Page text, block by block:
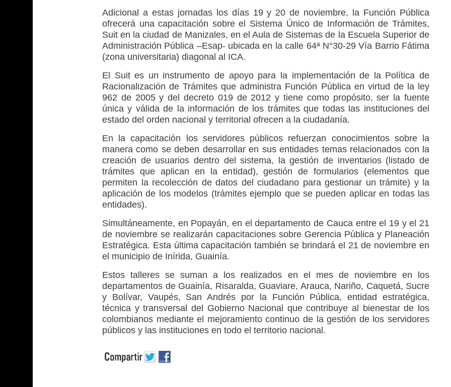
Adicional a estas jornadas los días 19 y 20 de noviembre, la Función Pública
ofrecerá una capacitación sobre el Sistema Único de Información de Trámites,
Suit en la ciudad de Manizales, en el Aula de Sistemas de la Escuela Superior de
Administración Pública –Esap- ubicada en la calle 64ª N°30-29 Vía Barrio Fátima
(zona universitaria) diagonal al ICA.
El Suit es un instrumento de apoyo para la implementación de la Política de
Racionalización de Trámites que administra Función Pública en virtud de la ley
962 de 2005 y del decreto 019 de 2012 y tiene como propósito, ser la fuente
única y válida de la información de los trámites que todas las instituciones del
estado del orden nacional y territorial ofrecen a la ciudadanía.
En la capacitación los servidores públicos refuerzan conocimientos sobre la
manera como se deben desarrollar en sus entidades temas relacionados con la
creación de usuarios dentro del sistema, la gestión de inventarios (listado de
trámites que aplican en la entidad), gestión de formularios (elementos que
permiten la recolección de datos del ciudadano para gestionar un trámite) y la
aplicación de los modelos (trámites ejemplo que se pueden aplicar en todas las
entidades).
Simultáneamente, en Popayán, en el departamento de Cauca entre el 19 y el 21
de noviembre se realizarán capacitaciones sobre Gerencia Pública y Planeación
Estratégica. Esta última capacitación también se brindará el 21 de noviembre en
el municipio de Inírida, Guainía.
Estos talleres se suman a los realizados en el mes de noviembre en los
departamentos de Guainía, Risaralda, Guaviare, Arauca, Nariño, Caquetá, Sucre
y Bolívar, Vaupés, San Andrés por la Función Pública, entidad estratégica,
técnica y transversal del Gobierno Nacional que contribuye al bienestar de los
colombianos mediante el mejoramiento continuo de la gestión de los servidores
públicos y las instituciones en todo el territorio nacional.